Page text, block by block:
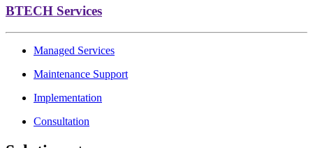
BTECH Services
Managed Services
Maintenance Support
Implementation
Consultation